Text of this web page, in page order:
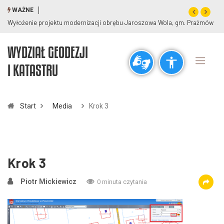
visibility_off title
remove_circle_outline add_circle_outline
WAŻNE
Wyłożenie projektu modernizacji obrębu Jaroszowa Wola, gm. Prażmów
WYDZIAŁ GEODEZJI
I KATASTRU
Start Media Krok 3
Krok 3
Piotr Mickiewicz 0 minuta czytania